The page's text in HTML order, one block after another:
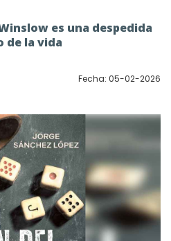
es una despedida
de la vida
Fecha: 05-02-2026